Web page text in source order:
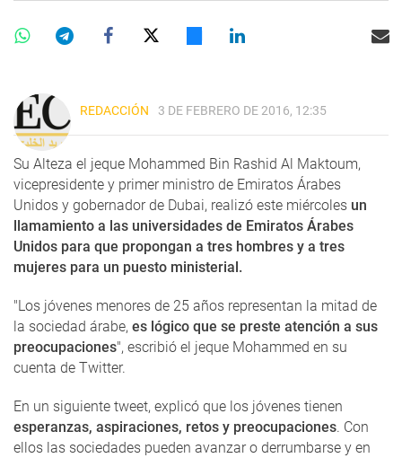
REDACCIÓN 3 DE FEBRERO DE 2016, 12:35
Su Alteza el jeque Mohammed Bin Rashid Al Maktoum,
vicepresidente y primer ministro de Emiratos Árabes
Unidos y gobernador de Dubai, realizó este miércoles un
llamamiento a las universidades de Emiratos Árabes
Unidos para que propongan a tres hombres y a tres
mujeres para un puesto ministerial.
"Los jóvenes menores de 25 años representan la mitad de
la sociedad árabe, es lógico que se preste atención a sus
preocupaciones", escribió el jeque Mohammed en su
cuenta de Twitter.
En un siguiente tweet, explicó que los jóvenes tienen
esperanzas, aspiraciones, retos y preocupaciones. Con
ellos las sociedades pueden avanzar o derrumbarse y en